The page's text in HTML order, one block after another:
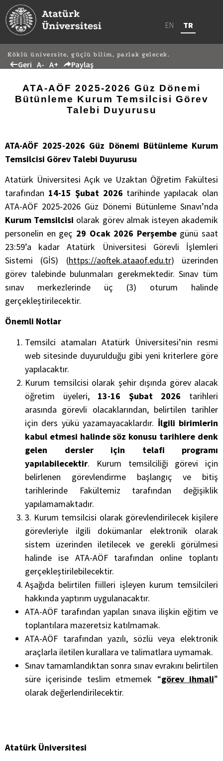
EN TR
Köklü üniversite, güçlü bilim, parlak gelecek.
Geri A- A+ Paylaş
ATA-AÖF 2025-2026 Güz Dönemi
Bütünleme Kurum Temsilcisi Görev
Talebi Duyurusu
ATA-AÖF 2025-2026 Güz Dönemi Bütünleme Kurum
Temsilcisi Görev Talebi Duyurusu
Atatürk Üniversitesi Açık ve Uzaktan Öğretim Fakültesi
tarafından 14-15 Şubat 2026 tarihinde yapılacak olan
ATA-AÖF 2025-2026 Güz Dönemi Bütünleme Sınavı’nda
Kurum Temsilcisi olarak görev almak isteyen akademik
personelin en geç 29 Ocak 2026 Perşembe günü saat
23:59’a kadar Atatürk Üniversitesi Görevli İşlemleri
Sistemi (GİS) (https://aoftek.ataaof.edu.tr) üzerinden
görev talebinde bulunmaları gerekmektedir. Sınav tüm
sınav merkezlerinde üç (3) oturum halinde
gerçekleştirilecektir.
Önemli Notlar
Temsilci atamaları Atatürk Üniversitesi’nin resmi
web sitesinde duyurulduğu gibi yeni kriterlere göre
yapılacaktır.
Kurum temsilcisi olarak şehir dışında görev alacak
öğretim üyeleri, 13-16 Şubat 2026 tarihleri
arasında görevli olacaklarından, belirtilen tarihler
için ders yükü yazamayacaklardır. İlgili birimlerin
kabul etmesi halinde söz konusu tarihlere denk
gelen dersler için telafi programı
yapılabilecektir. Kurum temsilciliği görevi için
belirlenen görevlendirme başlangıç ve bitiş
tarihlerinde Fakültemiz tarafından değişiklik
yapılamamaktadır.
3. Kurum temsilcisi olarak görevlendirilecek kişilere
görevleriyle ilgili dokümanlar elektronik olarak
sistem üzerinden iletilecek ve gerekli görülmesi
halinde ise ATA-AÖF tarafından online toplantı
gerçekleştirilebilecektir.
Aşağıda belirtilen fiilleri işleyen kurum temsilcileri
hakkında yaptırım uygulanacaktır.
ATA-AÖF tarafından yapılan sınava ilişkin eğitim ve
toplantılara mazeretsiz katılmamak.
ATA-AÖF tarafından yazılı, sözlü veya elektronik
araçlarla iletilen kurallara ve talimatlara uymamak.
Sınav tamamlandıktan sonra sınav evrakını belirtilen
süre içerisinde teslim etmemek “görev ihmali”
olarak değerlendirilecektir.
Atatürk Üniversitesi